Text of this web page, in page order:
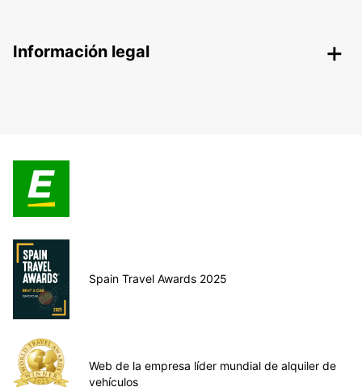
Información legal
Spain Travel Awards 2025
Web de la empresa líder mundial de alquiler de
vehículos